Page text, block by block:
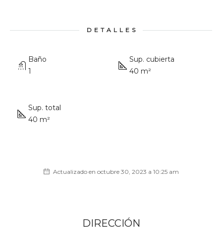
DETALLES
Baño
1
Sup. cubierta
40 m²
Sup. total
40 m²
Actualizado en octubre 30, 2023 a 10:25 am
DIRECCIÓN